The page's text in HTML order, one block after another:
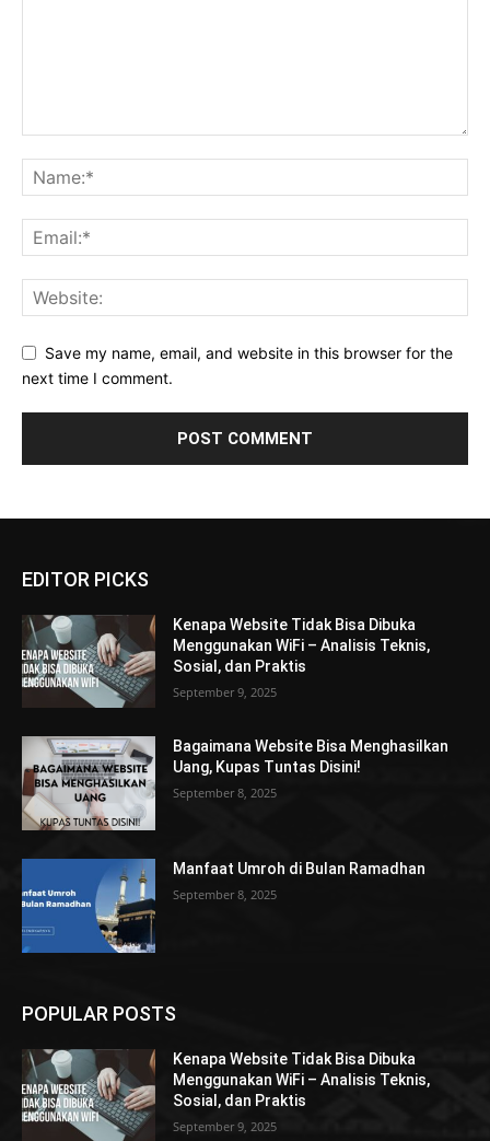
Save my name, email, and website in this browser for the
next time I comment.
EDITOR PICKS
Kenapa Website Tidak Bisa Dibuka
Menggunakan WiFi – Analisis Teknis,
Sosial, dan Praktis
September 9, 2025
Bagaimana Website Bisa Menghasilkan
Uang, Kupas Tuntas Disini!
September 8, 2025
Manfaat Umroh di Bulan Ramadhan
September 8, 2025
POPULAR POSTS
Kenapa Website Tidak Bisa Dibuka
Menggunakan WiFi – Analisis Teknis,
Sosial, dan Praktis
September 9, 2025